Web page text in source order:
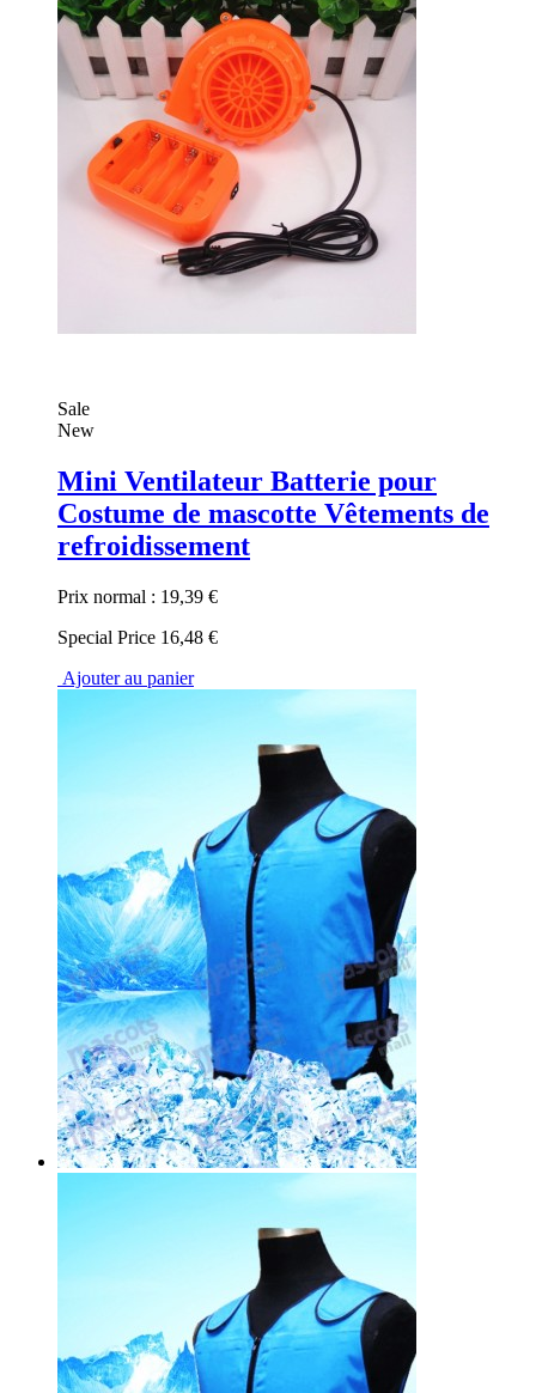
Sale
New
Mini Ventilateur Batterie pour
Costume de mascotte Vêtements de
refroidissement
Prix normal : 19,39 €
Special Price 16,48 €
Ajouter au panier